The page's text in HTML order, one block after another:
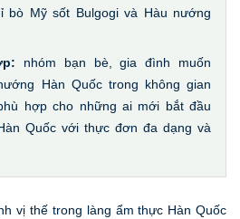
bò Mỹ sốt Bulgogi và Hàu nướng
nhóm bạn bè, gia đình muốn
Hàn Quốc trong không gian
hợp cho những ai mới bắt đầu
Quốc với thực đơn đa dạng và
vị thế trong làng ẩm thực Hàn Quốc